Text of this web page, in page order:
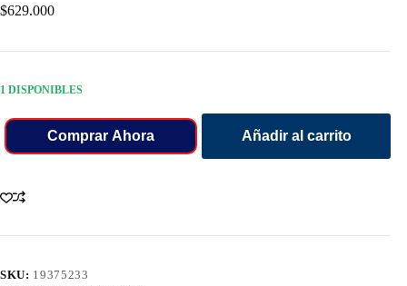
$629.000
1 DISPONIBLES
Comprar Ahora Añadir al carrito
SKU: 19375233